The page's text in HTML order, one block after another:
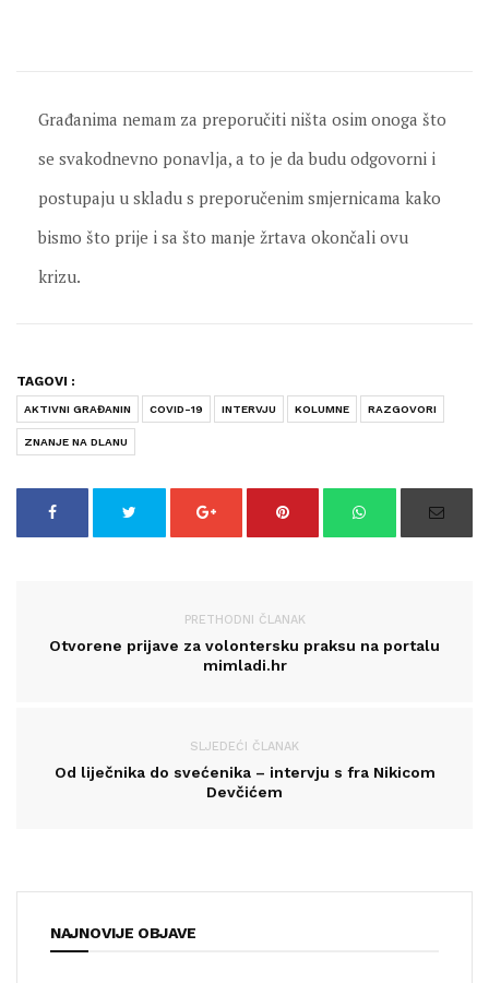
Građanima nemam za preporučiti ništa osim onoga što
se svakodnevno ponavlja, a to je da budu odgovorni i
postupaju u skladu s preporučenim smjernicama kako
bismo što prije i sa što manje žrtava okončali ovu
krizu.
TAGOVI :
AKTIVNI GRAĐANIN COVID-19 INTERVJU KOLUMNE RAZGOVORI
ZNANJE NA DLANU
PRETHODNI ČLANAK
Otvorene prijave za volontersku praksu na portalu
mimladi.hr
SLJEDEĆI ČLANAK
Od liječnika do svećenika – intervju s fra Nikicom
Devčićem
NAJNOVIJE OBJAVE